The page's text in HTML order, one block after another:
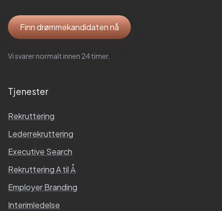
Finn drømmekandidaten nå
Vi svarer normalt innen 24 timer.
Tjenester
Rekruttering
Lederrekruttering
Executive Search
Rekruttering A til Å
Employer Branding
Interimledelse